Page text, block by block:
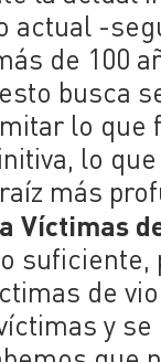
actual -
de 100
busca
lo que
lo
más
Víctimas
suficiente,
de
y